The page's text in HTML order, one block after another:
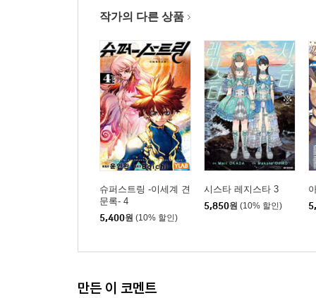
작가의 다른 상품
슈퍼스트링 -이세계 견
문록- 4
5,400원 (10% 할인)
시스타 레지스타 3
5,850원 (10% 할인)
만든 이 코멘트